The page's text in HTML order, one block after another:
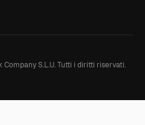
S.L.U. Tutti i diritti riservati.